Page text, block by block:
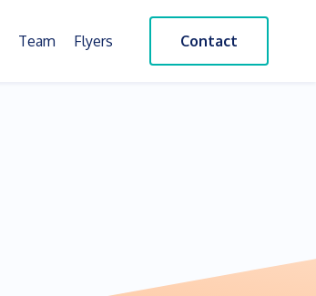
Team Flyers Contact